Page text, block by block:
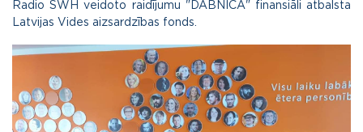
Radio SWH veidoto raidījumu "DABNĪCA" finansiāli atbalsta
Latvijas Vides aizsardzības fonds.